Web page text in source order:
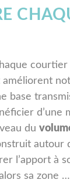
améliorent
base
d’une
du
autour
l’apport à
sa zone …